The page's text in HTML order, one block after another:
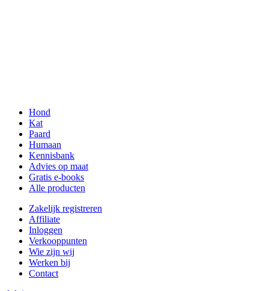
Hond
Kat
Paard
Humaan
Kennisbank
Advies op maat
Gratis e-books
Alle producten
Zakelijk registreren
Affiliate
Inloggen
Verkooppunten
Wie zijn wij
Werken bij
Contact